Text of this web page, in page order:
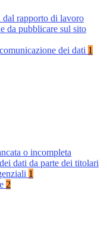
dal rapporto di lavoro
da pubblicare sul sito
dei dati 1
o incompleta
dati da parte dei titolari
1
2